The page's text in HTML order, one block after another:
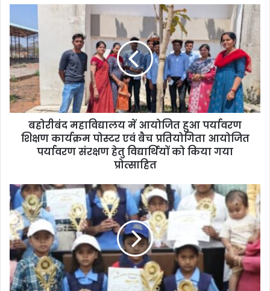
r
E
m
a
i
l
a
d
बहोरीबंद महाविद्यालय में आयोजित हुआ पर्यावरण
शिक्षण कार्यक्रम पोस्टर एवं बैच प्रतियोगिता आयोजित
पर्यावरण संरक्षण हेतु विद्यार्थियों को किया गया
प्रोत्साहित